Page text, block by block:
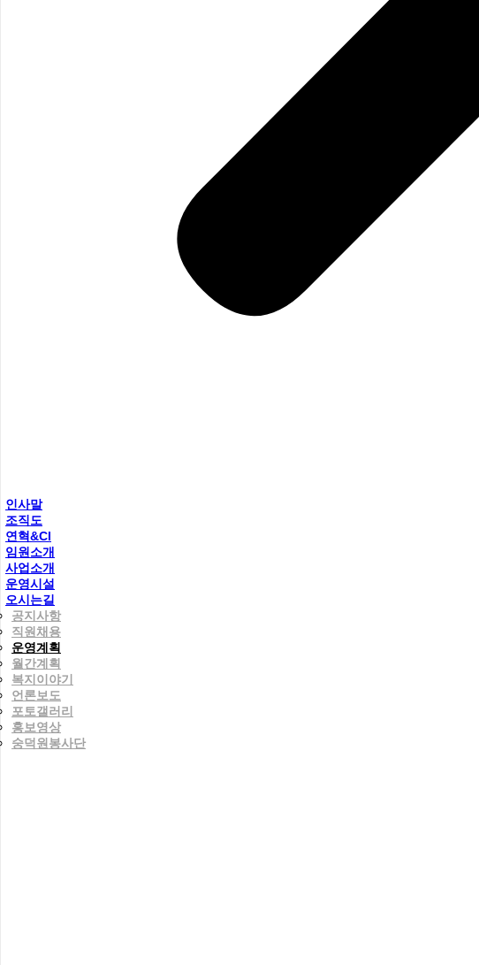
인사말
조직도
연혁&CI
임원소개
사업소개
운영시설
오시는길
공지사항
직원채용
운영계획
월간계획
복지이야기
언론보도
포토갤러리
홍보영상
숭덕원봉사단